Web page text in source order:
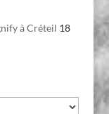
à Créteil 18